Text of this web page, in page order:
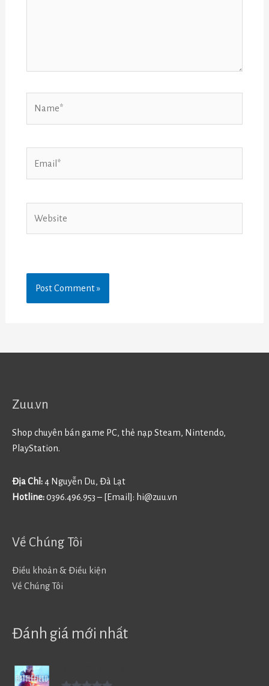
Zuu.vn
Shop chuyên bán game PC, thẻ nạp Steam, Nintendo,
PlayStation.
Địa Chỉ:4 Nguyễn Du, Đà Lạt
Hotline:0396.496.953 – [Email]: hi@zuu.vn
Về Chúng Tôi
Điều khoản & Điều kiện
Về Chúng Tôi
Đánh giá mới nhất